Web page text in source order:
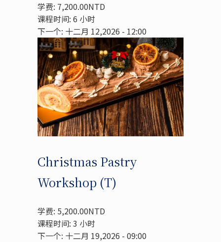
学费: 7,200.00NTD
课程时间: 6 小时
下一个: 十二月 12,2026 - 12:00
Christmas Pastry
Workshop (T)
学费: 5,200.00NTD
课程时间: 3 小时
下一个: 十二月 19,2026 - 09:00